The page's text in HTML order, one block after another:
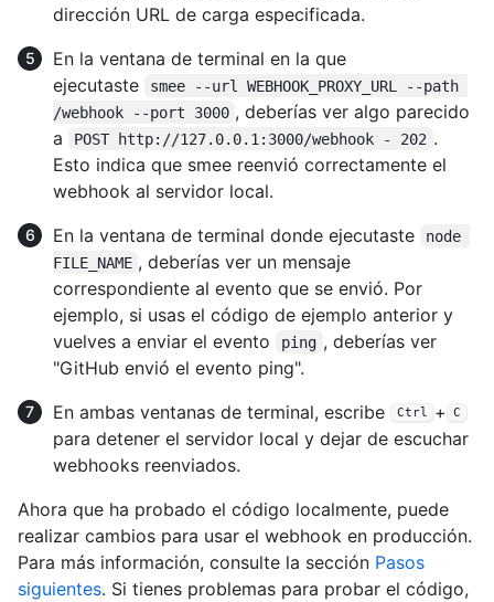
dirección URL de carga especificada.
En la ventana de terminal en la que
ejecutaste
smee --url WEBHOOK_PROXY_URL --path
/webhook --port 3000 , deberías ver algo parecido
a
POST http://127.0.0.1:3000/webhook - 202 .
Esto indica que smee reenvió correctamente el
webhook al servidor local.
En la ventana de terminal donde ejecutaste
node
FILE_NAME , deberías ver un mensaje
correspondiente al evento que se envió. Por
ejemplo, si usas el código de ejemplo anterior y
vuelves a enviar el evento
ping , deberías ver
"GitHub envió el evento ping".
En ambas ventanas de terminal, escribe
Ctrl + C
para detener el servidor local y dejar de escuchar
webhooks reenviados.
Ahora que ha probado el código localmente, puede
realizar cambios para usar el webhook en producción.
Para más información, consulte la sección Pasos
siguientes. Si tienes problemas para probar el código,